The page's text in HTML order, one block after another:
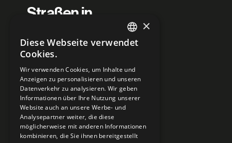
Straßen in
verwandeln.
ENGLISH
×
Diese Webseite verwendet
Cookies.
Wir verwenden Cookies, um Inhalte und
Anzeigen zu personalisieren und unseren
Datenverkehr zu analysieren. Wir geben
Informationen über Ihre Nutzung unserer
Website auch an unsere Werbe- und
Analysepartner weiter, die diese
möglicherweise mit anderen Informationen
kombinieren, die Sie ihnen bereitgestellt